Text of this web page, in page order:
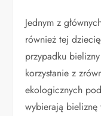
Jednym z
również tej
przypadku
korzystanie z
ekologicznych
wybierają bieliznę